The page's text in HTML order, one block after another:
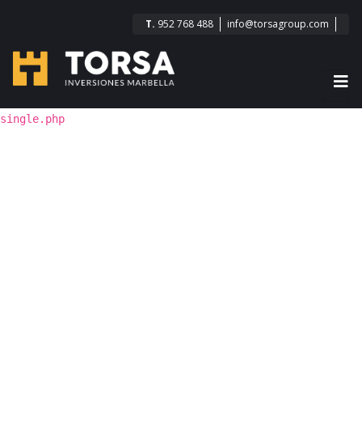
T. 952 768 488 info@torsagroup.com
single.php